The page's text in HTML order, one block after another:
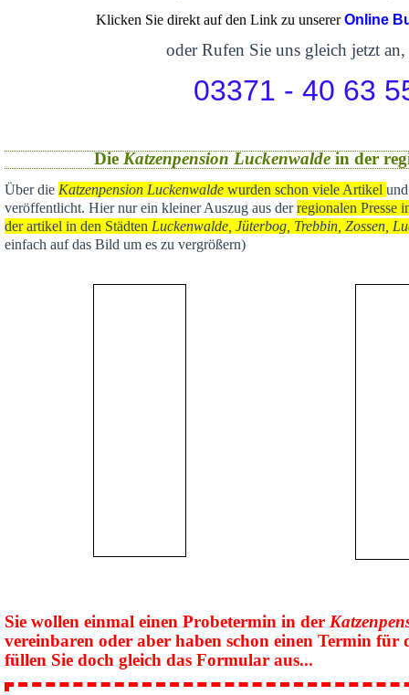
Klicken Sie direkt auf den Link zu unsererOnline
oder Rufen Sie uns gleich jetzt an,
03371 - 40 63
Die Katzenpension Luckenwaldein der
Über die Katzenpension Luckenwalde wurden schon viele Artikel
veröffentlicht. Hier nur ein kleiner Auszug aus derregionalen Presse
der artikel in den Städten Luckenwalde, Jüterbog, Trebbin, Zossen,
einfach auf das Bild um es zu vergrößern)
Sie wollen einmal einen Probetermin in der
vereinbaren oder aber haben schon einen Termin für
füllen Sie doch gleich das Formular aus...